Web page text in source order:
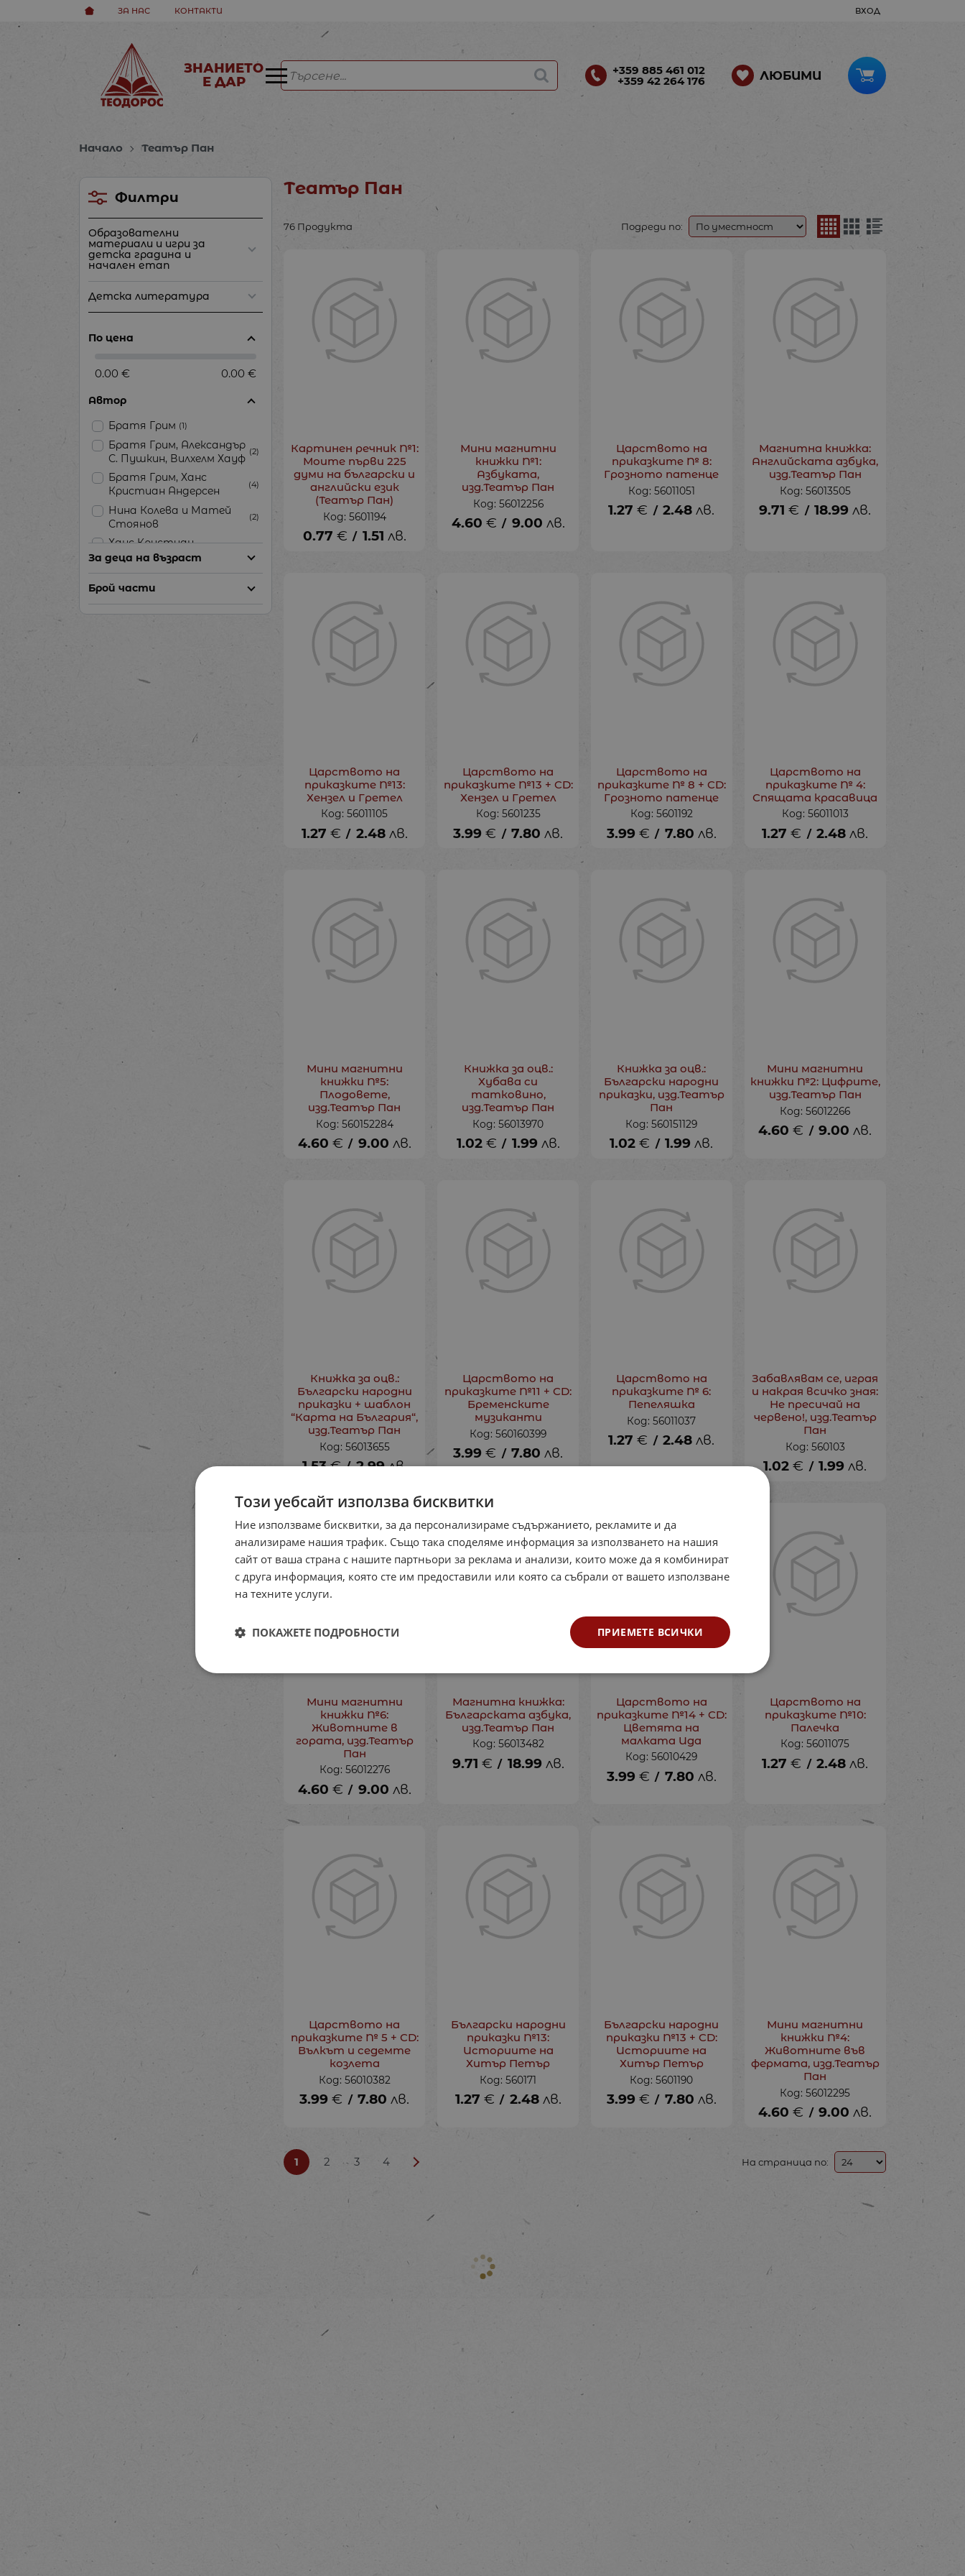
ЗА НАС КОНТАКТИ ВХОД
ЗНАНИЕТО
Е ДАР
+359 885 461 012
+359 42 264 176 ЛЮБИМИ
Начало Театър Пан
Театър Пан
76 Продукта Подреди по:
Картинен речник №1:
Моите първи 225
думи на български и
английски език
(Театър Пан)
Код: 5601194
0.77 € / 1.51 лв.
Мини магнитни
книжки №1:
Азбуката,
изд.Театър Пан
Код: 56012256
4.60 € / 9.00 лв.
Царството на
приказките № 8:
Грозното патенце
Код: 56011051
1.27 € / 2.48 лв.
Магнитна книжка:
Английската азбука,
изд.Театър Пан
Код: 56013505
9.71 € / 18.99 лв.
Царството на
приказките №13:
Хензел и Гретел
Код: 56011105
1.27 € / 2.48 лв.
Царството на
приказките №13 + CD:
Хензел и Гретел
Код: 5601235
3.99 € / 7.80 лв.
Царството на
приказките № 8 + CD:
Грозното патенце
Код: 5601192
3.99 € / 7.80 лв.
Царството на
приказките № 4:
Спящата красавица
Код: 56011013
1.27 € / 2.48 лв.
Мини магнитни
книжки №5:
Плодовете,
изд.Театър Пан
Код: 560152284
4.60 € / 9.00 лв.
Книжка за оцв.:
Хубава си
татковино,
изд.Театър Пан
Код: 56013970
1.02 € / 1.99 лв.
Книжка за оцв.:
Български народни
приказки, изд.Театър
Пан
Код: 560151129
1.02 € / 1.99 лв.
Мини магнитни
книжки №2: Цифрите,
изд.Театър Пан
Код: 56012266
4.60 € / 9.00 лв.
Книжка за оцв.:
Български народни
приказки + шаблон
“Карта на България“,
изд.Театър Пан
Код: 56013655
1.53 € / 2.99 лв.
Царството на
приказките №11 + CD:
Бременските
музиканти
Код: 560160399
3.99 € / 7.80 лв.
Царството на
приказките № 6:
Пепеляшка
Код: 56011037
1.27 € / 2.48 лв.
Забавлявам се, играя
и накрая всичко зная:
Не пресичай на
червено!, изд.Театър
Пан
Код: 560103
1.02 € / 1.99 лв.
Мини магнитни
книжки №6:
Животните в
гората, изд.Театър
Пан
Код: 56012276
4.60 € / 9.00 лв.
Магнитна книжка:
Българската азбука,
изд.Театър Пан
Код: 56013482
9.71 € / 18.99 лв.
Царството на
приказките №14 + CD:
Цветята на
малката Ида
Код: 56010429
3.99 € / 7.80 лв.
Царството на
приказките №10:
Палечка
Код: 56011075
1.27 € / 2.48 лв.
Царството на
приказките № 5 + CD:
Вълкът и седемте
козлета
Код: 56010382
3.99 € / 7.80 лв.
Български народни
приказки №13:
Историите на
Хитър Петър
Код: 560171
1.27 € / 2.48 лв.
Български народни
приказки №13 + CD:
Историите на
Хитър Петър
Код: 5601190
3.99 € / 7.80 лв.
Мини магнитни
книжки №4:
Животните във
фермата, изд.Театър
Пан
Код: 56012295
4.60 € / 9.00 лв.
1 2 3 4 На страница по:
Филтри
Образователни
материали и игри за
детска градина и
начален етап
Детска литература
По цена
0.00 € 0.00 €
Автор
Братя Грим (1)
Братя Грим, Александър
С. Пушкин, Вилхелм Хауф
(2)
Братя Грим, Ханс
Кристиан Андерсен
(4)
Нина Колева и Матей
Стоянов
(2)
Ханс Кристиан
Андерсен
Шарл Перо, Братя Грим,
Ханс Кристиан
Андерсен
(2)
Вилхелм Хауф
За деца на възраст
Брой части
Този уебсайт използва бисквитки
Ние използваме бисквитки, за да персонализираме съдържанието, рекламите и да
анализираме нашия трафик. Също така споделяме информация за използването на нашия
сайт от ваша страна с нашите партньори за реклама и анализи, които може да я комбинират
с друга информация, която сте им предоставили или която са събрали от вашето използване
на техните услуги.
ПРИЕМЕТЕ ВСИЧКИ
ПОКАЖЕТЕ ПОДРОБНОСТИ